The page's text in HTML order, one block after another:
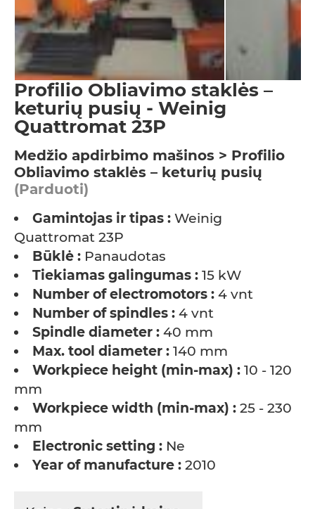
Profilio Obliavimo staklės –
keturių pusių - Weinig
Quattromat 23P
Medžio apdirbimo mašinos > Profilio
Obliavimo staklės – keturių pusių
(Parduoti)
Gamintojas ir tipas : Weinig
Quattromat 23P
Būklė : Panaudotas
Tiekiamas galingumas : 15 kW
Number of electromotors : 4 vnt
Number of spindles : 4 vnt
Spindle diameter : 40 mm
Max. tool diameter : 140 mm
Workpiece height (min-max) : 10 - 120
mm
Workpiece width (min-max) : 25 - 230
mm
Electronic setting : Ne
Year of manufacture : 2010